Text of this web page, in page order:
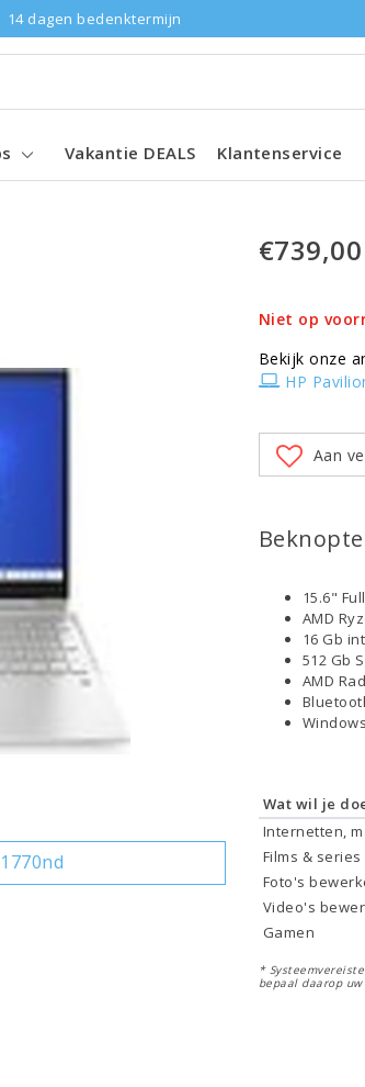
14 dagen bedenktermijn
Vakantie DEALS Klantenservice
€739,00
Niet op
Bekijk onze
HP
Aan
15.6"
AMD
16 Gb
512 Gb
AMD
Wat wil je
Internetten,
Films &
Foto's
Video's
Gamen
*
bepaal daarop uw